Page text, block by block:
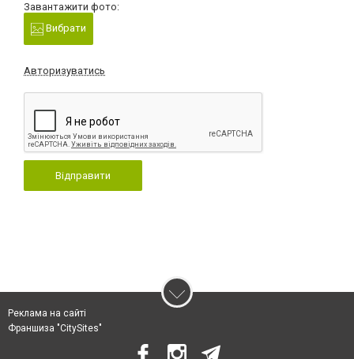
Завантажити фото:
Вибрати
Авторизуватись
Відправити
Реклама на сайті
Франшиза "CitySites"